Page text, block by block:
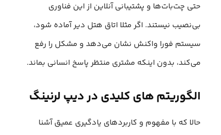
حتی چت‌بات‌ها و پشتیبانی آنلاین از این فناوری
بی‌نصیب نیستند. اگر مثلا اتاق هتل دیر آماده شود،
سیستم فورا واکنش نشان می‌دهد و مشکل را رفع
می‌کند، بدون اینکه مشتری منتظر پاسخ انسانی بماند.
الگوریتم های کلیدی در دیپ لرنینگ
حالا که با مفهوم و کاربردهای یادگیری عمیق آشنا